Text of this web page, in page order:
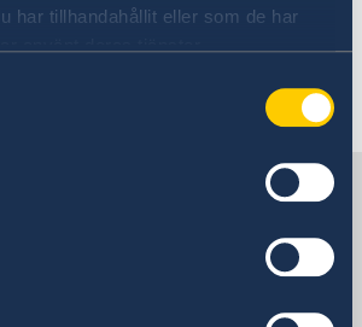
har tillhandahållit eller som de har
13 dec. 2019, 12.00